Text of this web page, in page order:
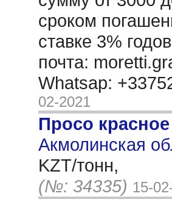
сроком
ставке 3%
почта:
Whatsap:
02-2021
Просо красное
Акмолинская
KZT/тонн,
(№: 34335) 15-